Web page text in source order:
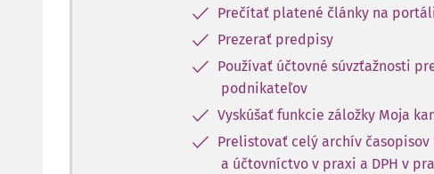
Prečítať platené články na
Prezerať predpisy
Používať účtovné súvzťažnosti
podnikateľov
Vyskúšať funkcie záložky Moja
Prelistovať celý archív časopisov
a účtovníctvo v praxi a DPH v